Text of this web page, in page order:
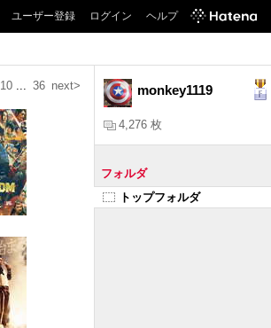
ユーザー登録 ログイン ヘルプ
10 ... 36 next> monkey1119
4,276 枚
フォルダ
トップフォルダ